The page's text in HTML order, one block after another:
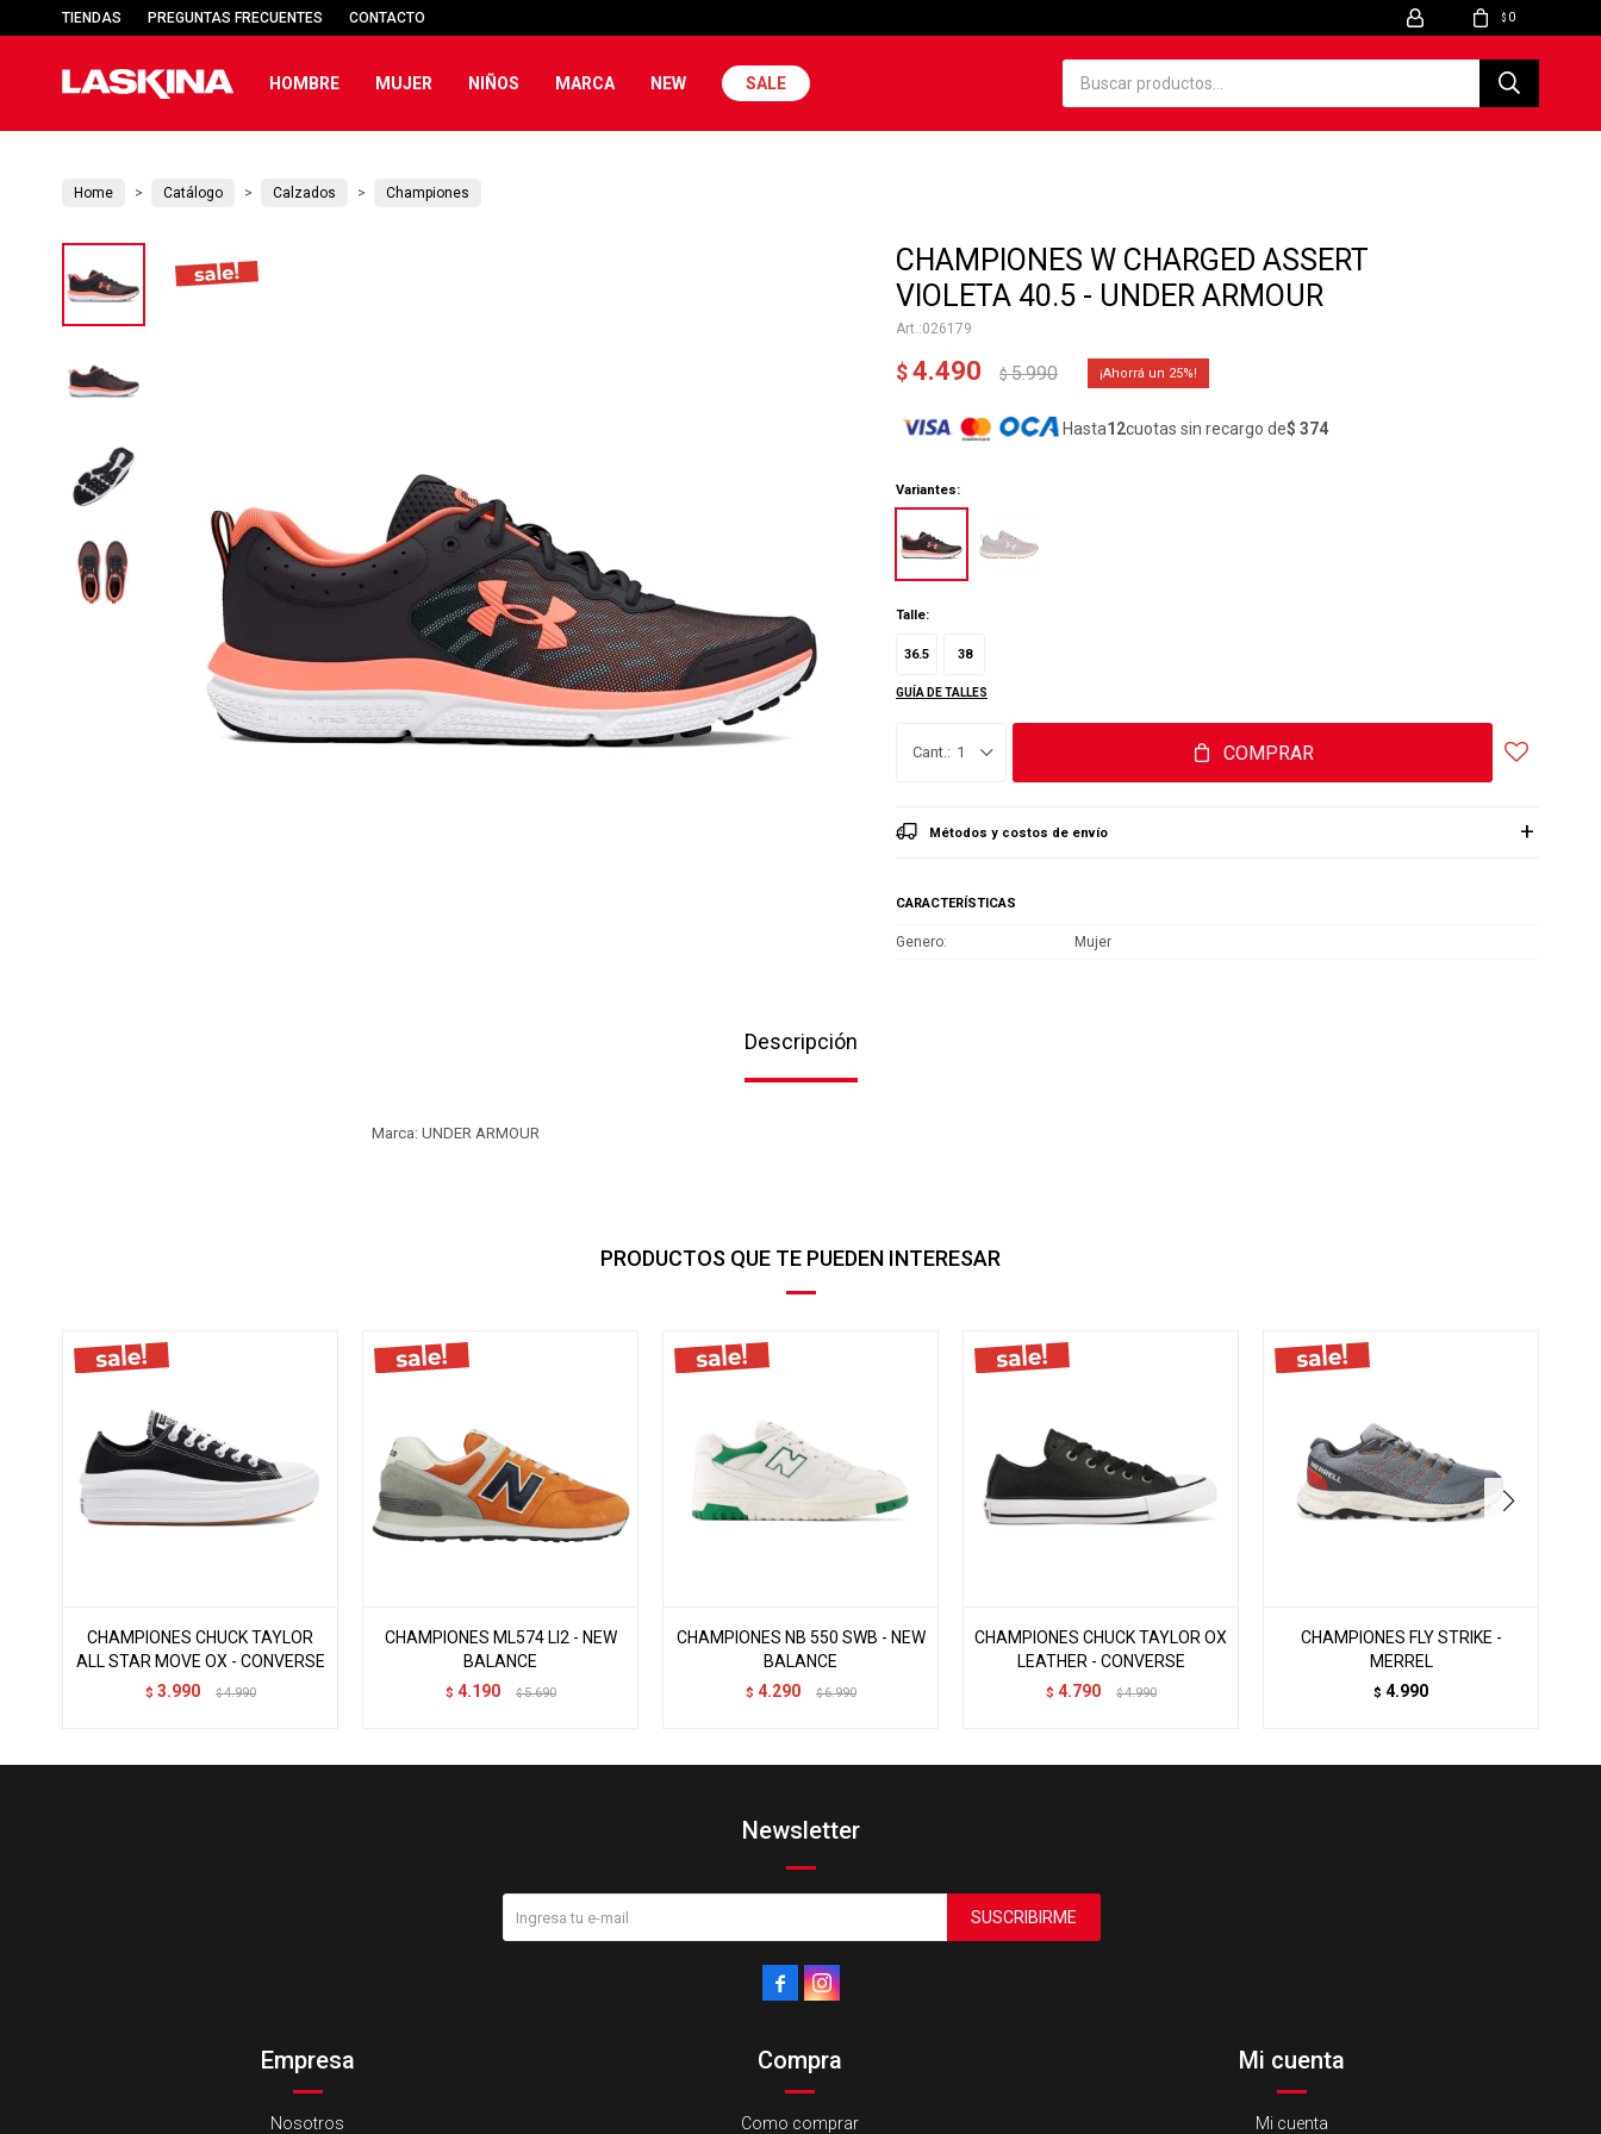
HOMBRE MUJER NIÑOS MARCA NEW SALE
$ 0
TIENDAS PREGUNTAS FRECUENTES CONTACTO
Home Catálogo Calzados Championes
CHAMPIONES W CHARGED ASSERT
VIOLETA 40.5 - UNDER ARMOUR
026179
$ 4.490 $ 5.990 25
Hasta12cuotas sin recargo de$ 374
Variantes:
Talle:
36.5 38
GUÍA DE TALLES
1 COMPRAR
Métodos y costos de envío
CARACTERÍSTICAS
Genero Mujer
Descripción
Marca: UNDER ARMOUR
PRODUCTOS QUE TE PUEDEN INTERESAR
CHAMPIONES CHUCK TAYLOR
ALL STAR MOVE OX - CONVERSE
$ 3.990 $ 4.990
CHAMPIONES ML574 LI2 - NEW
BALANCE
$ 4.190 $ 5.690
CHAMPIONES NB 550 SWB - NEW
BALANCE
$ 4.290 $ 6.990
CHAMPIONES CHUCK TAYLOR OX
LEATHER - CONVERSE
$ 4.790 $ 4.990
CHAMPIONES FLY STRIKE -
MERREL
$ 4.990
Empresa
Nosotros
Compra
Como comprar
Mi cuenta
Mi cuenta
Newsletter
SUSCRIBIRME
 